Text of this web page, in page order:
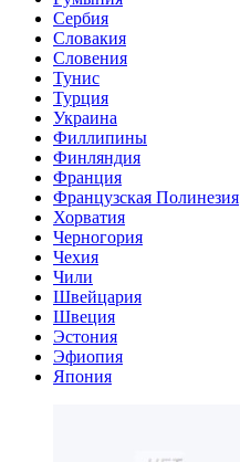
Сербия
Словакия
Словения
Тунис
Турция
Украина
Филлипины
Финляндия
Франция
Французская Полинезия
Хорватия
Черногория
Чехия
Чили
Швейцария
Швеция
Эстония
Эфиопия
Япония